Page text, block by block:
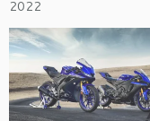
2022